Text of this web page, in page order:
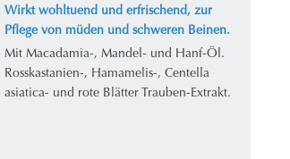
Wirkt wohltuend und erfrischend, zur
Pflege von müden und schweren Beinen.
Mit Macadamia-, Mandel- und Hanf-Öl.
Rosskastanien-, Hamamelis-, Centella
asiatica- und rote Blätter Trauben-Extrakt.